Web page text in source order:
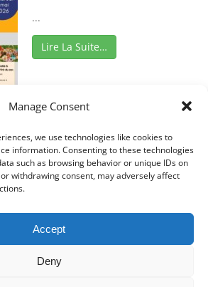
Manage Consent
we use technologies like cookies to
information. Consenting to these technologies
such as browsing behavior or unique IDs on
withdrawing consent, may adversely affect
Accept
Deny
...
Lire La Suite…
Jeûne en paroisse 4 vendredi de
Carême L’opération « Jeûne en
Lire La Suite…